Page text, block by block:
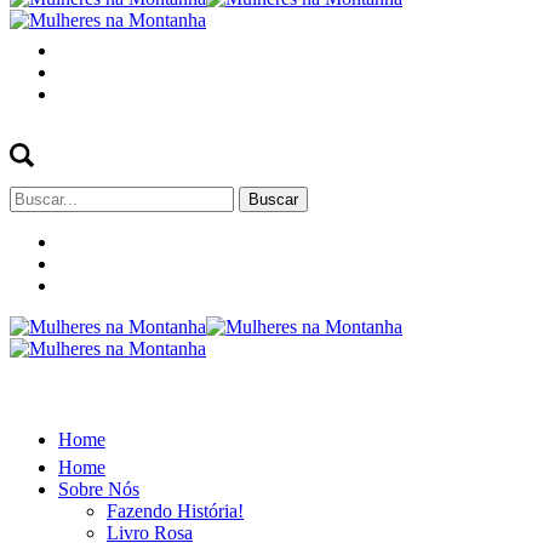
Buscar
por:
Home
Home
Sobre Nós
Fazendo História!
Livro Rosa